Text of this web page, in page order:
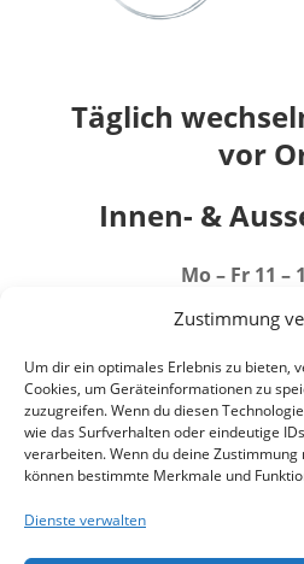
Zustimmung
Um dir ein optimales Erlebnis zu bieten,
Cookies, um Geräteinformationen zu
zuzugreifen. Wenn du diesen
wie das Surfverhalten oder eindeutige
verarbeiten. Wenn du deine
können bestimmte Merkmale und
Dienste verwalten
Täglich
vor
Innen- &
Mo – Fr 11 –
E-Mail:
Mobil:0179